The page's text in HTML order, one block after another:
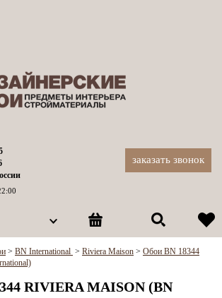
заказать звонок
> BN International > Riviera Maison > Обои BN 18344
RIVIERA MAISON (BN